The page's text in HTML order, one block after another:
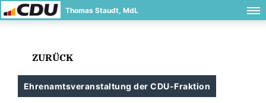
Thomas Staudt, MdL
ZURÜCK
Ehrenamtsveranstaltung der CDU-Fraktion